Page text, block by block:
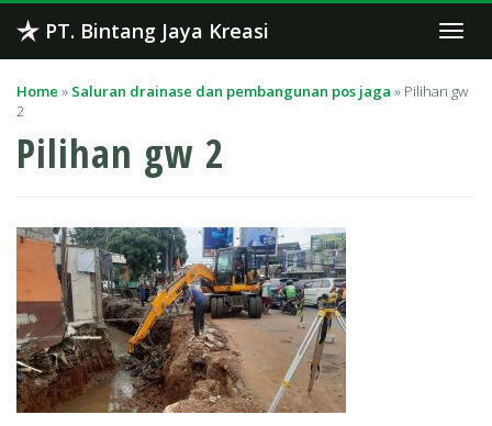
Skip
content
PT. Bintang Jaya Kreasi
Home » Saluran drainase dan pembangunan pos jaga » Pilihan gw
2
Pilihan gw 2